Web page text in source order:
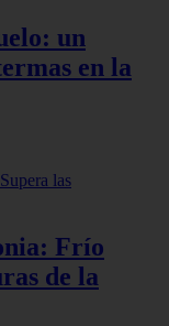
un
en la
Frío
de la